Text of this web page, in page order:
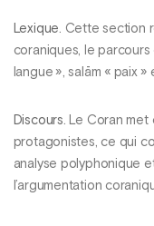
Lexique . Cette section
coraniques, le parcours
langue », salām « paix
Discours. Le Coran met
protagonistes, ce qui
analyse polyphonique
l’argumentation